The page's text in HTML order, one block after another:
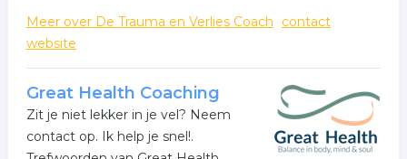
Meer over De Trauma en Verlies Coach
contact
website
Great Health Coaching
Zit je niet lekker in je vel? Neem
contact op. Ik help je snel!.